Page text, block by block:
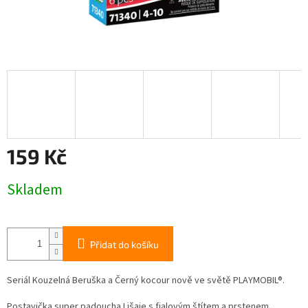
159 Kč
cena:
Skladem
Přidat do košíku
Seriál Kouzelná Beruška a Černý kocour nově ve světě PLAYMOBIL®.